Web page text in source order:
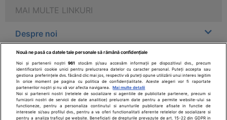
MAI MULTE LINKURI
Despre noi
Legal
Drepturile consumatorului
Parteneri
Nouă ne pasă ca datele tale personale să rămână confidențiale
Noi și partenerii noștri961
stocăm și/sau accesăm informații pe dispozitivul dvs., precum
identificatorii cookie unici pentru prelucrarea datelor cu caracter personal. Puteți accepta sau
gestiona preferințele dvs. făcând clic mai jos, respectiv vă puteți opune utilizării unui interes legitim
în orice moment pe pagina cu politica de confidențialitate. Aceste alegeri vor fi raportate
partenerilor noștri și nu vă vor afecta navigarea.
Mai multe detalii
Noi si partenerii nostri (retelele de socializare si agentiile de publicitate partenere, precum si
furnizorii nostri de servicii de date analitice) prelucram date pentru a permite website-ului sa
functioneze, pentru a personaliza continutul si anunturile publicitare afisate in functie de
interesele si/sau profilul dvs., pentru a va oferi functionalitati aferente retelelor de socializare si
pentru a analiza traficul pe website. Beneficiati de drepturile prevazute de art. 15-22 din GDPR in